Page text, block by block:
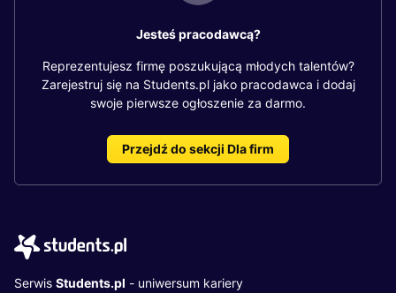
Jesteś pracodawcą?
Reprezentujesz firmę poszukującą młodych talentów?
Zarejestruj się na Students.pl jako pracodawca i dodaj
swoje pierwsze ogłoszenie za darmo.
Przejdź do sekcji Dla firm
Serwis Students.pl - uniwersum kariery